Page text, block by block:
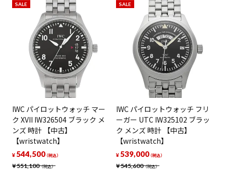
SALE
IWC パイロットウォッチ マー
ク XVII IW326504 ブラック メ
ンズ 時計 【中古】
【wristwatch】
¥551,100（税込）
¥ 544,500（税込）
SALE
IWC パイロットウォッチ フリ
ーガー UTC IW325102 ブラッ
ク メンズ 時計 【中古】
【wristwatch】
¥545,600（税込）
¥ 539,000（税込）